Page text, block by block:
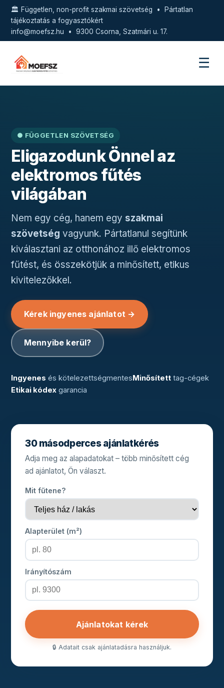
🏛️ Független, non-profit szakmai szövetség • Pártatlan
tájékoztatás a fogyasztókért
info@moefsz.hu • 9300 Csorna, Szatmári u. 17.
☰
● FÜGGETLEN SZÖVETSÉG
Eligazodunk Önnel az
elektromos fűtés
világában
Nem egy cég, hanem egy szakmai
szövetség vagyunk. Pártatlanul segítünk
kiválasztani az otthonához illő elektromos
fűtést, és összekötjük a minősített, etikus
kivitelezőkkel.
Kérek ingyenes ajánlatot →
Mennyibe kerül?
Ingyenes és kötelezettségmentesMinősített tag-cégek
Etikai kódex garancia
30 másodperces ajánlatkérés
Adja meg az alapadatokat – több minősített cég
ad ajánlatot, Ön választ.
Mit fűtene?
Alapterület (m²)
Irányítószám
Ajánlatokat kérek
🔒 Adatait csak ajánlatadásra használjuk.